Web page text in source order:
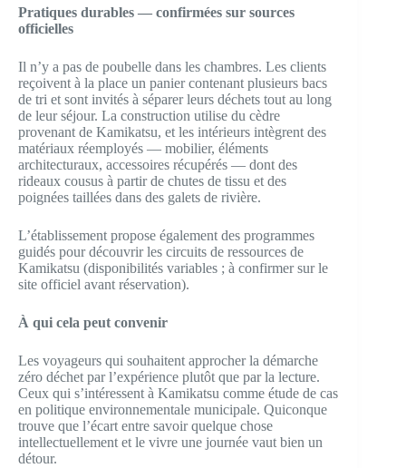
Pratiques durables — confirmées sur sources
officielles
Il n’y a pas de poubelle dans les chambres. Les clients
reçoivent à la place un panier contenant plusieurs bacs
de tri et sont invités à séparer leurs déchets tout au long
de leur séjour. La construction utilise du cèdre
provenant de Kamikatsu, et les intérieurs intègrent des
matériaux réemployés — mobilier, éléments
architecturaux, accessoires récupérés — dont des
rideaux cousus à partir de chutes de tissu et des
poignées taillées dans des galets de rivière.
L’établissement propose également des programmes
guidés pour découvrir les circuits de ressources de
Kamikatsu (disponibilités variables ; à confirmer sur le
site officiel avant réservation).
À qui cela peut convenir
Les voyageurs qui souhaitent approcher la démarche
zéro déchet par l’expérience plutôt que par la lecture.
Ceux qui s’intéressent à Kamikatsu comme étude de cas
en politique environnementale municipale. Quiconque
trouve que l’écart entre savoir quelque chose
intellectuellement et le vivre une journée vaut bien un
détour.